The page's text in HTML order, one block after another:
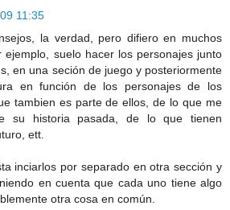
11:35
la verdad, pero difiero en muchos
ejemplo, suelo hacer los personajes junto
en una seción de juego y posteriormente
en función de los personajes de los
tambien es parte de ellos, de lo que me
su historia pasada, de lo que tienen
ett.
inciarlos por separado en otra sección y
en cuenta que cada uno tiene algo
otra cosa en común.